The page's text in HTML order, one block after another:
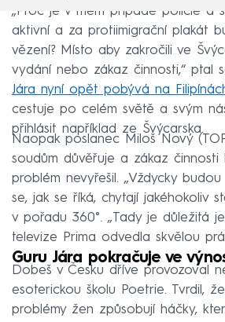
„Proč je v mém případě policie a
aktivní a za protiimigrační plakát
vězení? Místo aby zakročili ve
vydání nebo zákaz činnosti,“ ptal
Jára nyní opět pobývá na
cestuje po celém světě a svým
přihlásit například ze Švýcarska.
Naopak poslanec Miloš Nový
soudům důvěřuje a zákaz činnosti
problém nevyřešil. „Vždycky
se, jak se říká, chytají jakéhokoliv
v pořadu 360°. „Tady je důležitá
televize Prima odvedla skvělou
Guru Jára pokračuje ve
Dobeš v Česku dříve provozoval
esoterickou školu Poetrie. Tvrdil,
problémy žen způsobují háčky,